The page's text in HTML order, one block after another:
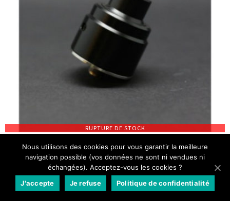
RUPTURE DE STOCK
Top cap Delrin FLAVE 24 RDA
Top cap delrin uniquement pour le Flave 24 RDA
Nous utilisons des cookies pour vous garantir la meilleure
navigation possible (vos données ne sont ni vendues ni
échangées). Acceptez-vous les cookies ?
J'accepte
Je refuse Politique de confidentialité